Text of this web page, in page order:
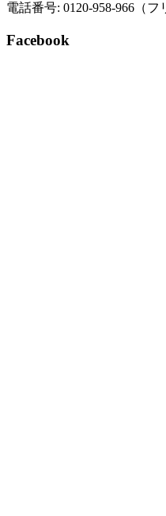
電話番号: 0120-958-966（フ
Facebook